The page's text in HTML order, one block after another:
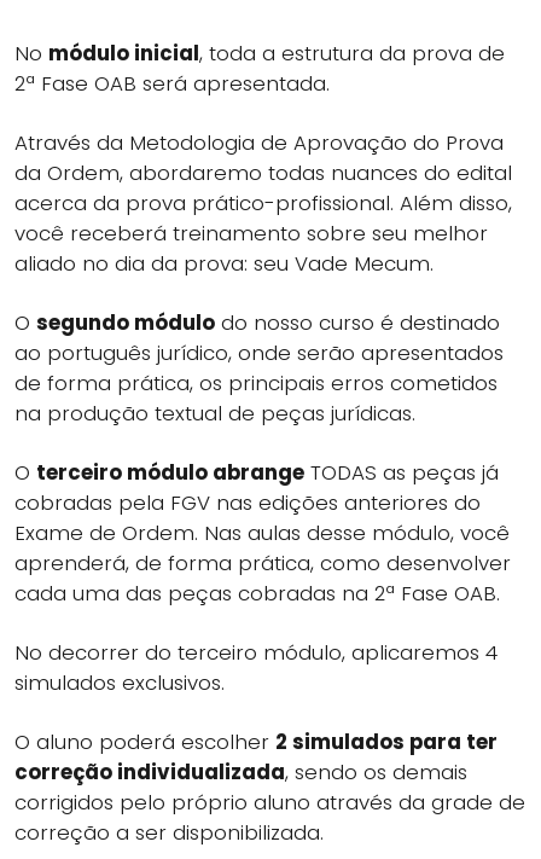
No módulo inicial, toda a estrutura da prova de
2ª Fase OAB será apresentada.
Através da Metodologia de Aprovação do Prova
da Ordem, abordaremo todas nuances do edital
acerca da prova prático-profissional. Além disso,
você receberá treinamento sobre seu melhor
aliado no dia da prova: seu Vade Mecum.
O segundo módulo do nosso curso é destinado
ao português jurídico, onde serão apresentados
de forma prática, os principais erros cometidos
na produção textual de peças jurídicas.
O terceiro módulo abrange TODAS as peças já
cobradas pela FGV nas edições anteriores do
Exame de Ordem. Nas aulas desse módulo, você
aprenderá, de forma prática, como desenvolver
cada uma das peças cobradas na 2ª Fase OAB.
No decorrer do terceiro módulo, aplicaremos 4
simulados exclusivos.
O aluno poderá escolher 2 simulados para ter
correção individualizada, sendo os demais
corrigidos pelo próprio aluno através da grade de
correção a ser disponibilizada.